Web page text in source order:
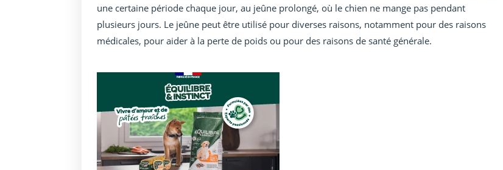
une certaine période chaque jour, au jeûne prolongé, où le chien ne mange pas pendant
plusieurs jours. Le jeûne peut être utilisé pour diverses raisons, notamment pour des raisons
médicales, pour aider à la perte de poids ou pour des raisons de santé générale.